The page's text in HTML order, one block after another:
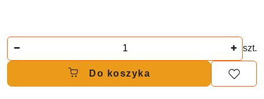
szt.
Do koszyka